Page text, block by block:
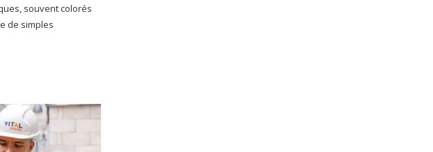
souvent colorés
de simples